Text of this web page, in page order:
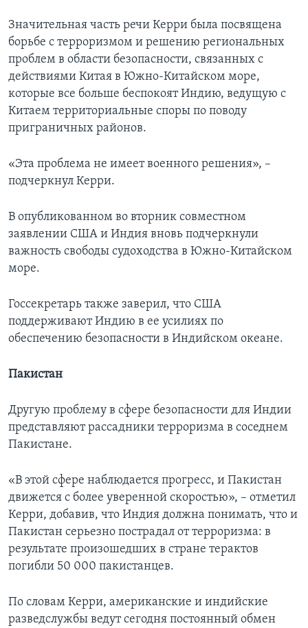
Значительная часть речи Керри была посвящена
борьбе с терроризмом и решению региональных
проблем в области безопасности, связанных с
действиями Китая в Южно-Китайском море,
которые все больше беспокоят Индию, ведущую с
Китаем территориальные споры по поводу
приграничных районов.
«Эта проблема не имеет военного решения», –
подчеркнул Керри.
В опубликованном во вторник совместном
заявлении США и Индия вновь подчеркнули
важность свободы судоходства в Южно-Китайском
море.
Госсекретарь также заверил, что США
поддерживают Индию в ее усилиях по
обеспечению безопасности в Индийском океане.
Пакистан
Другую проблему в сфере безопасности для Индии
представляют рассадники терроризма в соседнем
Пакистане.
«В этой сфере наблюдается прогресс, и Пакистан
движется с более уверенной скоростью», – отметил
Керри, добавив, что Индия должна понимать, что и
Пакистан серьезно пострадал от терроризма: в
результате произошедших в стране терактов
погибли 50 000 пакистанцев.
По словам Керри, американские и индийские
разведслужбы ведут сегодня постоянный обмен